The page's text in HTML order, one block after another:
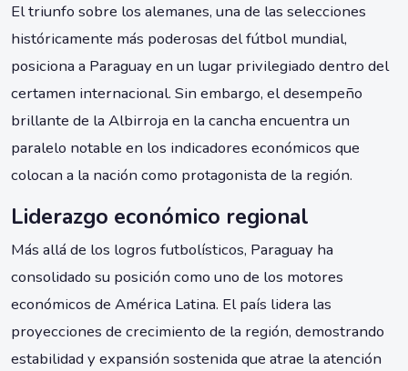
El triunfo sobre los alemanes, una de las selecciones
históricamente más poderosas del fútbol mundial,
posiciona a Paraguay en un lugar privilegiado dentro del
certamen internacional. Sin embargo, el desempeño
brillante de la Albirroja en la cancha encuentra un
paralelo notable en los indicadores económicos que
colocan a la nación como protagonista de la región.
Liderazgo económico regional
Más allá de los logros futbolísticos, Paraguay ha
consolidado su posición como uno de los motores
económicos de América Latina. El país lidera las
proyecciones de crecimiento de la región, demostrando
estabilidad y expansión sostenida que atrae la atención